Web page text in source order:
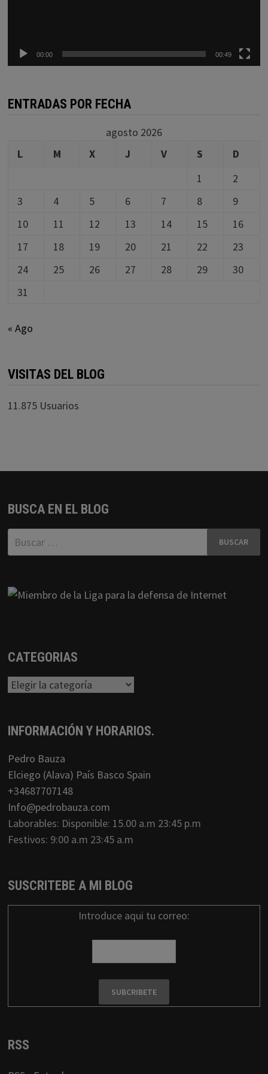
00:00 00:49
ENTRADAS POR FECHA
agosto 2026
L
M X J V S
D
1
2
3
4 5 6 7 8
9
10
11 12 13 14 15
16
17
18 19 20 21 22
23
24
25 26 27 28 29
30
31
« Ago
VISITAS DEL BLOG
11.875 Usuarios
BUSCA EN EL BLOG
Buscar:
CATEGORIAS
Categorias
INFORMACIÓN Y HORARIOS.
Pedro Bauza
Elciego (Alava) País Basco Spain
+34687707148
Info@pedrobauza.com
Laborables: Disponible: 15.00 a.m 23:45 p.m
Festivos: 9:00 a.m 23:45 a.m
SUSCRITEBE A MI BLOG
Introduce aqui tu correo:
RSS